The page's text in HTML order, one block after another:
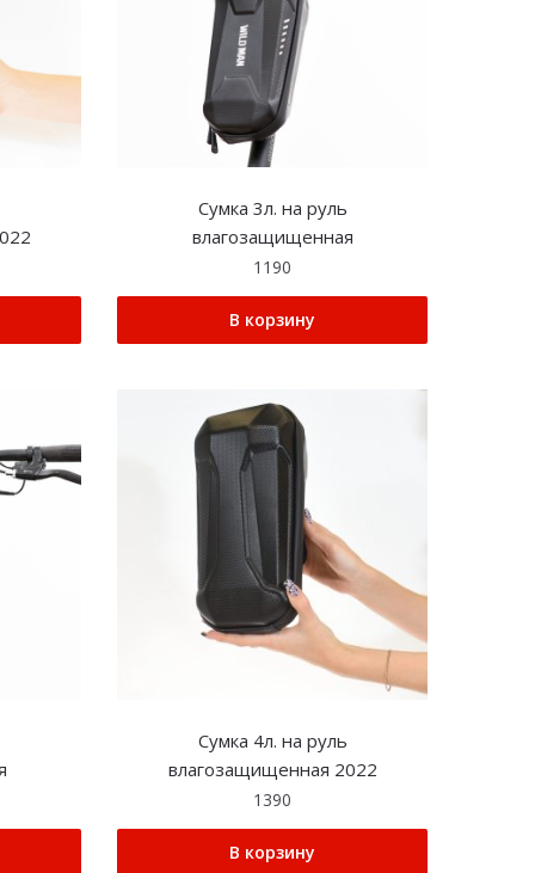
Сумка 3л. на руль
влагозащищенная
1190
В корзину
Сумка 4л. на руль
влагозащищенная 2022
1390
В корзину